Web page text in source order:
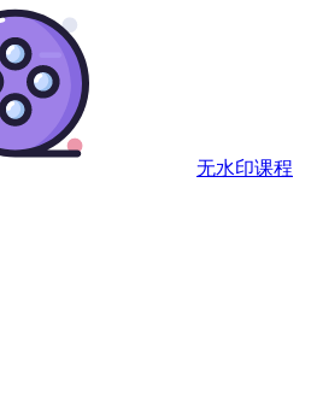
无水印课程